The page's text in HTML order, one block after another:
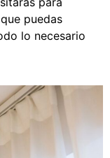
puedas
lo necesario